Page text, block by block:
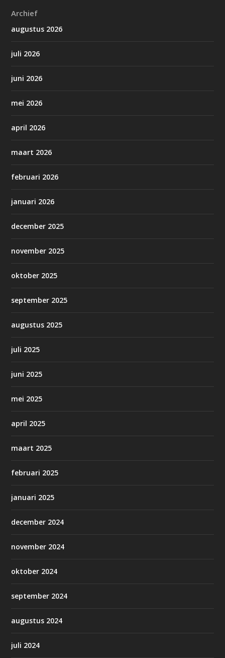
Archief
augustus 2026
juli 2026
juni 2026
mei 2026
april 2026
maart 2026
februari 2026
januari 2026
december 2025
november 2025
oktober 2025
september 2025
augustus 2025
juli 2025
juni 2025
mei 2025
april 2025
maart 2025
februari 2025
januari 2025
december 2024
november 2024
oktober 2024
september 2024
augustus 2024
juli 2024